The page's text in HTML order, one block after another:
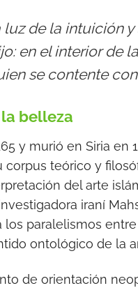
de la intuición
en el interior de
se contente
belleza
y murió en Siria en
teórico y
del arte
iraní
paralelismos
ontológico de la
de orientación